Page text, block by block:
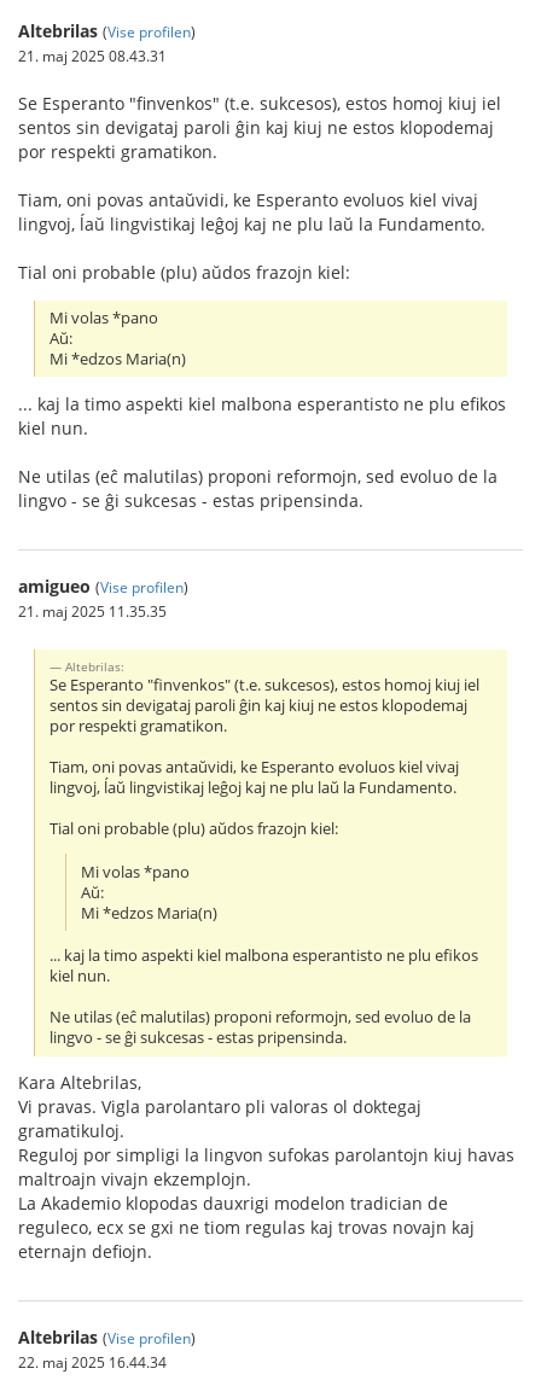
Altebrilas (Vise profilen)
21. maj 2025 08.43.31
Se Esperanto "finvenkos" (t.e. sukcesos), estos homoj kiuj iel
sentos sin devigataj paroli ĝin kaj kiuj ne estos klopodemaj
por respekti gramatikon.
Tiam, oni povas antaŭvidi, ke Esperanto evoluos kiel vivaj
lingvoj, ĺaŭ lingvistikaj leĝoj kaj ne plu laŭ la Fundamento.
Tial oni probable (plu) aŭdos frazojn kiel:
Mi volas *pano
Aŭ:
Mi *edzos Maria(n)
... kaj la timo aspekti kiel malbona esperantisto ne plu efikos
kiel nun.
Ne utilas (eĉ malutilas) proponi reformojn, sed evoluo de la
lingvo - se ĝi sukcesas - estas pripensinda.
amigueo (Vise profilen)
21. maj 2025 11.35.35
Altebrilas:
Se Esperanto "finvenkos" (t.e. sukcesos), estos homoj kiuj iel
sentos sin devigataj paroli ĝin kaj kiuj ne estos klopodemaj
por respekti gramatikon.
Tiam, oni povas antaŭvidi, ke Esperanto evoluos kiel vivaj
lingvoj, ĺaŭ lingvistikaj leĝoj kaj ne plu laŭ la Fundamento.
Tial oni probable (plu) aŭdos frazojn kiel:
Mi volas *pano
Aŭ:
Mi *edzos Maria(n)
... kaj la timo aspekti kiel malbona esperantisto ne plu efikos
kiel nun.
Ne utilas (eĉ malutilas) proponi reformojn, sed evoluo de la
lingvo - se ĝi sukcesas - estas pripensinda.
Kara Altebrilas,
Vi pravas. Vigla parolantaro pli valoras ol doktegaj
gramatikuloj.
Reguloj por simpligi la lingvon sufokas parolantojn kiuj havas
maltroajn vivajn ekzemplojn.
La Akademio klopodas dauxrigi modelon tradician de
reguleco, ecx se gxi ne tiom regulas kaj trovas novajn kaj
eternajn defiojn.
Altebrilas (Vise profilen)
22. maj 2025 16.44.34